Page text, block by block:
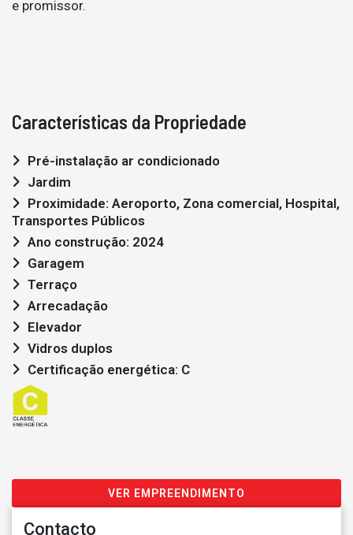
e promissor.
Características da Propriedade
Pré-instalação ar condicionado
Jardim
Transportes Públicos
Ano construção: 2024
Garagem
Terraço
Arrecadação
Elevador
Vidros duplos
Certificação energética: C
VER EMPREENDIMENTO
Contacto